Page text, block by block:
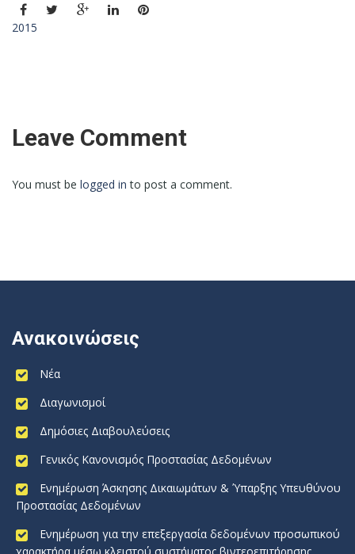
2015
Leave Comment
You must be logged in to post a comment.
Ανακοινώσεις
Νέα
Διαγωνισμοί
Δημόσιες Διαβουλεύσεις
Γενικός Κανονισμός Προστασίας Δεδομένων
Ενημέρωση Άσκησης Δικαιωμάτων & Ύπαρξης Υπευθύνου
Προστασίας Δεδομένων
Ενημέρωση για την επεξεργασία δεδομένων προσωπικού